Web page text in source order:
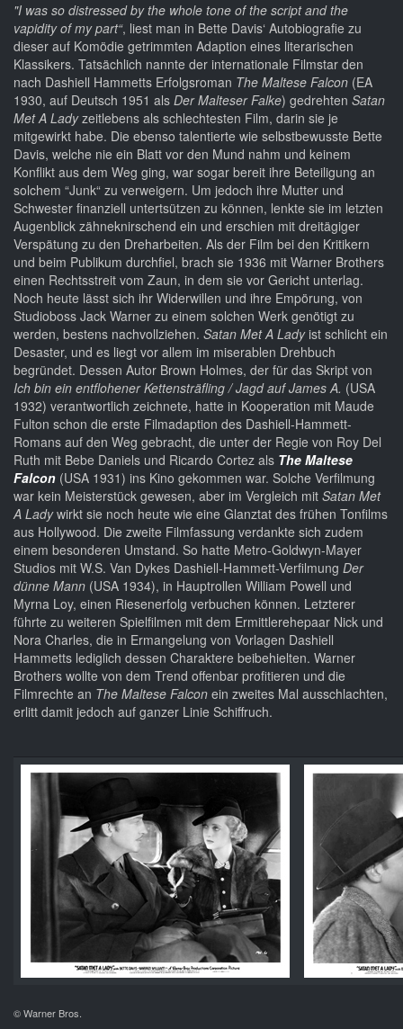
"I was so distressed by the whole tone of the script and the
vapidity of my part“, liest man in Bette Davis‘ Autobiografie zu
dieser auf Komödie getrimmten Adaption eines literarischen
Klassikers. Tatsächlich nannte der internationale Filmstar den
nach Dashiell Hammetts Erfolgsroman The Maltese Falcon (EA
1930, auf Deutsch 1951 als Der Malteser Falke) gedrehten Satan
Met A Ladyzeitlebens als schlechtesten Film, darin sie je
mitgewirkt habe. Die ebenso talentierte wie selbstbewusste Bette
Davis, welche nie ein Blatt vor den Mund nahm und keinem
Konflikt aus dem Weg ging, war sogar bereit ihre Beteiligung an
solchem “Junk“ zu verweigern. Um jedoch ihre Mutter und
Schwester finanziell untertsützen zu können, lenkte sie im letzten
Augenblick zähneknirschend ein und erschien mit dreitägiger
Verspätung zu den Dreharbeiten. Als der Film bei den Kritikern
und beim Publikum durchfiel, brach sie 1936 mit Warner Brothers
einen Rechtsstreit vom Zaun, in dem sie vor Gericht unterlag.
Noch heute lässt sich ihr Widerwillen und ihre Empörung, von
Studioboss Jack Warner zu einem solchen Werk genötigt zu
werden, bestens nachvollziehen. Satan Met A Ladyist schlicht ein
Desaster, und es liegt vor allem im miserablen Drehbuch
begründet. Dessen Autor Brown Holmes, der für das Skript von
Ich bin ein entflohener Kettensträfling / Jagd auf James A. (USA
1932) verantwortlich zeichnete, hatte in Kooperation mit Maude
Fulton schon die erste Filmadaption des Dashiell-Hammett-
Romans auf den Weg gebracht, die unter der Regie von Roy Del
Ruth mit Bebe Daniels und Ricardo Cortez als The Maltese
Falcon (USA 1931) ins Kino gekommen war. Solche Verfilmung
war kein Meisterstück gewesen, aber im Vergleich mit Satan Met
A Ladywirkt sie noch heute wie eine Glanztat des frühen Tonfilms
aus Hollywood. Die zweite Filmfassung verdankte sich zudem
einem besonderen Umstand. So hatte Metro-Goldwyn-Mayer
Studios mit W.S. Van Dykes Dashiell-Hammett-Verfilmung Der
dünne Mann (USA 1934), in Hauptrollen William Powell und
Myrna Loy, einen Riesenerfolg verbuchen können. Letzterer
führte zu weiteren Spielfilmen mit dem Ermittlerehepaar Nick und
Nora Charles, die in Ermangelung von Vorlagen Dashiell
Hammetts lediglich dessen Charaktere beibehielten. Warner
Brothers wollte von dem Trend offenbar profitieren und die
Filmrechte an The Maltese Falcon ein zweites Mal ausschlachten,
erlitt damit jedoch auf ganzer Linie Schiffruch.
© Warner Bros.